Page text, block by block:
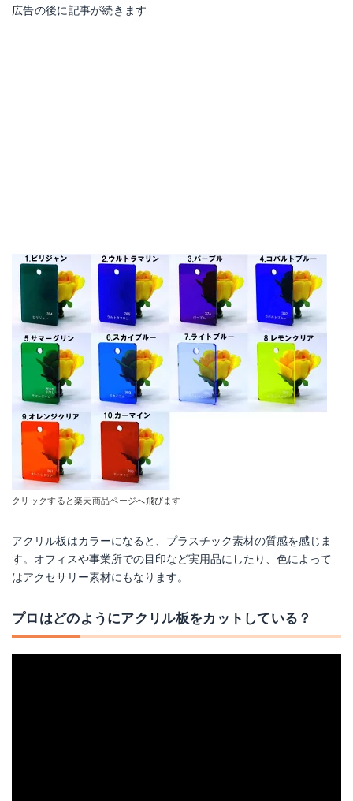
広告の後に記事が続きます
クリックすると楽天商品ページへ飛びます
アクリル板はカラーになると、プラスチック素材の質感を感じま
す。オフィスや事業所での目印など実用品にしたり、色によって
はアクセサリー素材にもなります。
プロはどのようにアクリル板をカットしている？